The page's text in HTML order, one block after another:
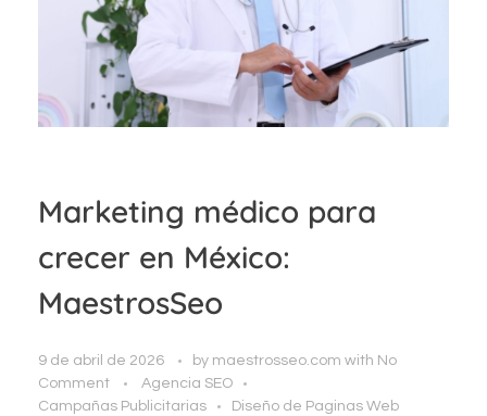
Marketing médico para
crecer en México:
MaestrosSeo
9 de abril de 2026 by maestrosseo.com with No
Comment
Agencia SEO
Campañas Publicitarias
Diseño de Paginas Web